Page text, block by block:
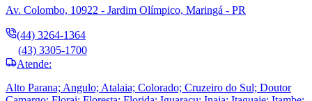
Av. Colombo, 10922 - Jardim Olímpico, Maringá - PR
(44) 3264-1364
(43) 3305-1700
Atende:
Alto Parana; Angulo; Atalaia; Colorado; Cruzeiro do Sul; Doutor